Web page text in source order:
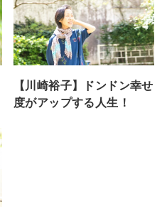
【川崎裕子】ドンドン幸せ
度がアップする人生！